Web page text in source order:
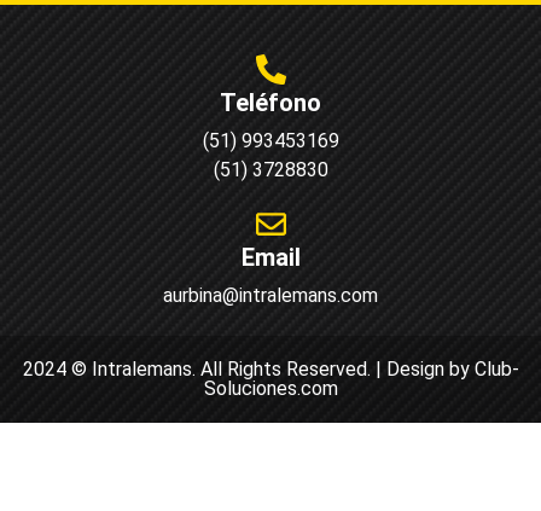
Teléfono
(51) 993453169
(51) 3728830
Email
aurbina@intralemans.com
2024 © Intralemans. All Rights Reserved. | Design by Club-
Soluciones.com